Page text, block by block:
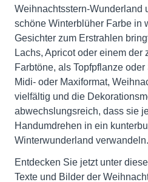
Weihnachtsstern-Wunderland
schöne Winterblüher Farbe in
Gesichter zum Erstrahlen
Lachs, Apricot oder einem der
Farbtöne, als Topfpflanze
Midi- oder Maxiformat,
vielfältig und die
abwechslungsreich, dass sie
Handumdrehen in ein
Winterwunderland verwandeln.
Entdecken Sie jetzt unter
Texte und Bilder der